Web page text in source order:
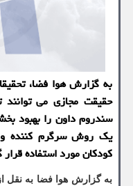
به گزارش هوا فضا،
حقیقت مجازی می
سندروم داون را بهبود
یک روش سرگرم کننده و
کودکان مورد استفاده قرار
به گزارش هوا فضا به نقل